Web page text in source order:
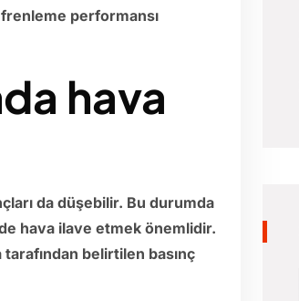
frenleme performansı
hava
da düşebilir. Bu durumda
hava ilave etmek önemlidir.
belirtilen basınç